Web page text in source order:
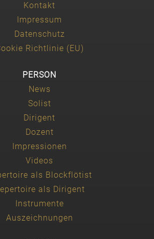
Kontakt
Impressum
Datenschutz
Richtlinie (EU)
PERSON
News
Solist
Dirigent
Dozent
Impressionen
Videos
als Blockflötist
als Dirigent
Instrumente
Auszeichnungen